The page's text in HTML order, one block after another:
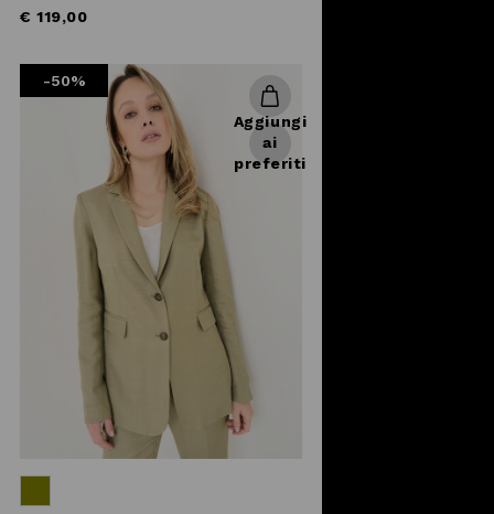
€ 119,00
-50%
Aggiungi
ai
preferiti